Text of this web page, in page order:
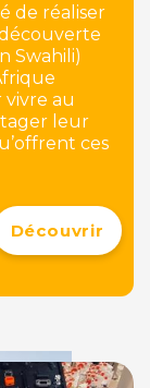
de réaliser
Swahili)
vivre au
leur
ces
Découvrir